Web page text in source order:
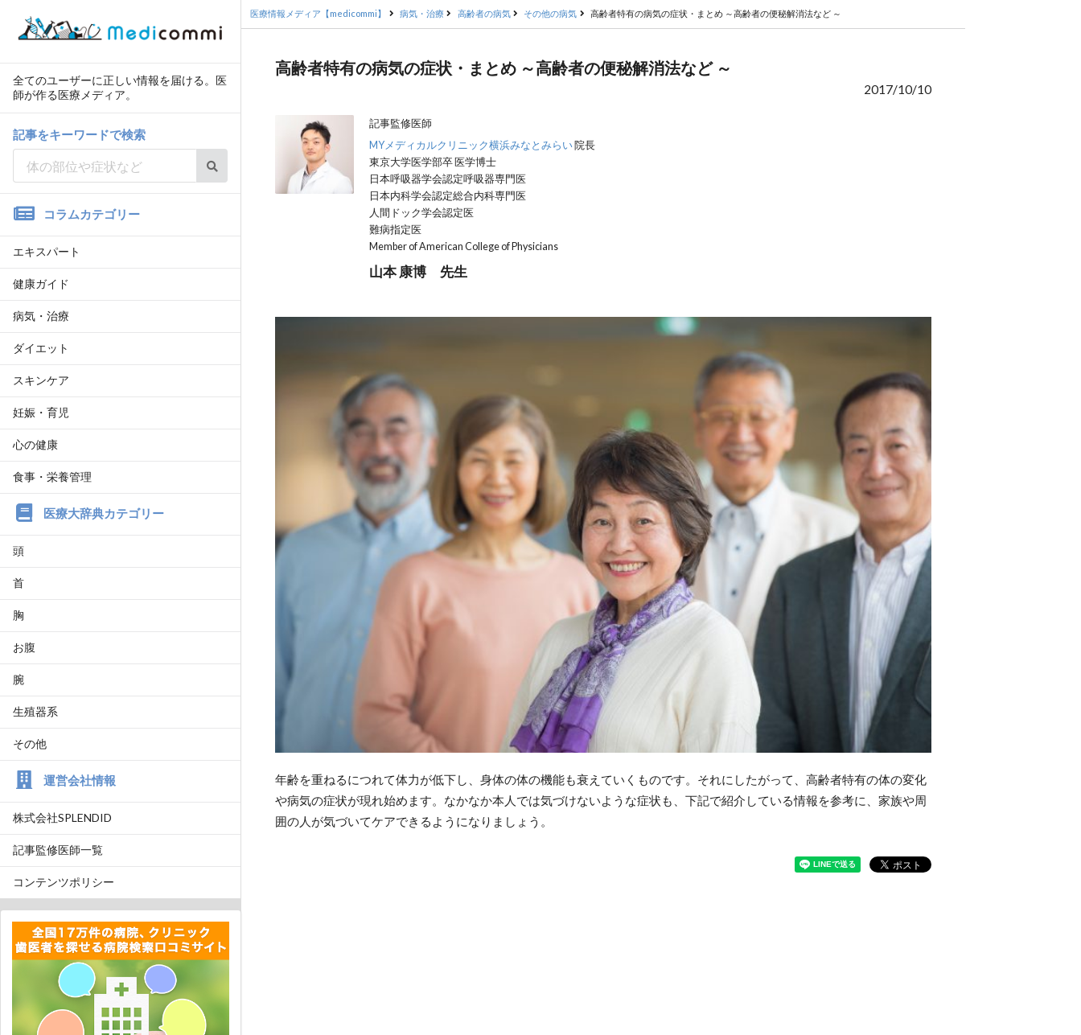
全てのユーザーに正しい情報を届ける。医
師が作る医療メディア。
記事をキーワードで検索
コラムカテゴリー
エキスパート
健康ガイド
病気・治療
ダイエット
スキンケア
妊娠・育児
心の健康
食事・栄養管理
医療大辞典カテゴリー
頭
首
胸
お腹
腕
生殖器系
その他
運営会社情報
株式会社SPLENDID
記事監修医師一覧
コンテンツポリシー
医療情報メディア【medicommi】 病気・治療 高齢者の病気 その他の病気 高齢者特有の病気の症状・まとめ ～高齢者の便秘解消法など ～
高齢者特有の病気の症状・まとめ ～高齢者の便秘解消法など ～
2017/10/10
記事監修医師
MYメディカルクリニック横浜みなとみらい院長
東京大学医学部卒 医学博士
日本呼吸器学会認定呼吸器専門医
日本内科学会認定総合内科専門医
人間ドック学会認定医
難病指定医
Member of American College of Physicians
山本 康博 先生
年齢を重ねるにつれて体力が低下し、身体の体の機能も衰えていくものです。それにしたがって、高齢者特有の体の変化
や病気の症状が現れ始めます。なかなか本人では気づけないような症状も、下記で紹介している情報を参考に、家族や周
囲の人が気づいてケアできるようになりましょう。